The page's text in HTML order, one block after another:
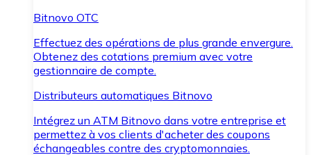
Bitnovo OTC
Effectuez des opérations de plus grande envergure.
Obtenez des cotations premium avec votre
gestionnaire de compte.
Distributeurs automatiques Bitnovo
Intégrez un ATM Bitnovo dans votre entreprise et
permettez à vos clients d'acheter des coupons
échangeables contre des cryptomonnaies.